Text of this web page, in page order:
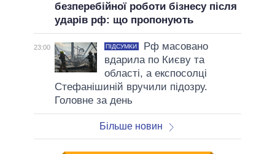
безперебійної роботи бізнесу після
ударів рф: що пропонують
23:00 ПІДСУМКИ
Рф масовано
вдарила по Києву та
області, а експосолці
Стефанішиній вручили підозру.
Головне за день
Більше новин